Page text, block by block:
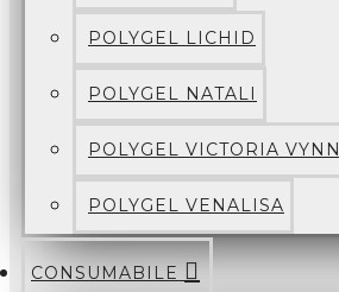
POLYGEL LICHID
POLYGEL NATALI
POLYGEL VICTORIA VYNN
POLYGEL VENALISA
CONSUMABILE